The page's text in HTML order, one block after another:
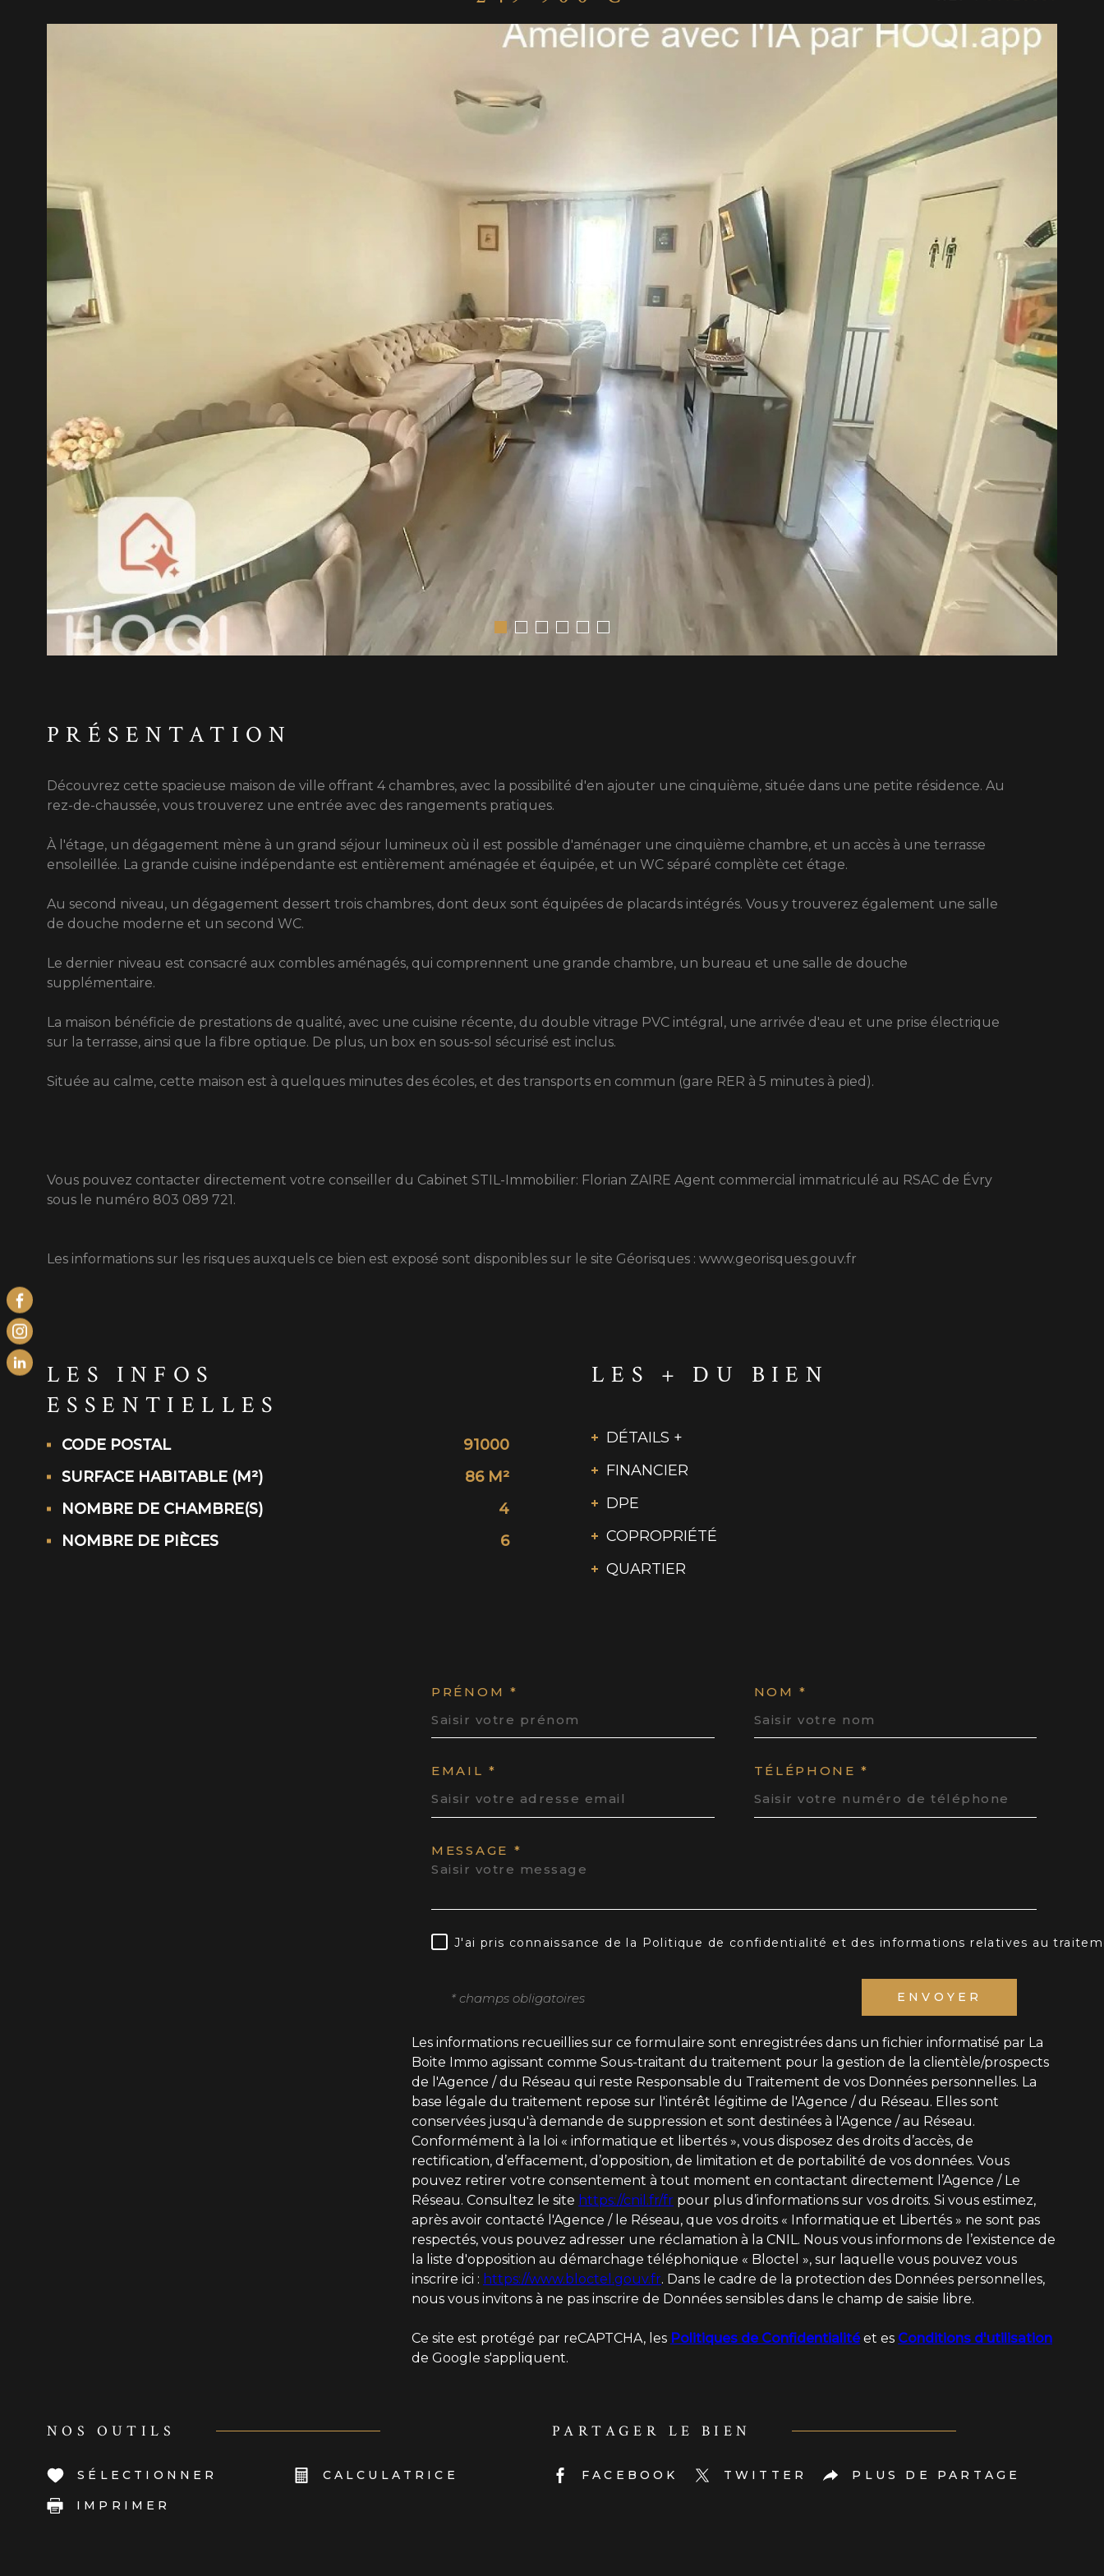
CONTACT
PRÉSENTATION
Découvrez cette spacieuse maison de ville offrant 4 chambres, avec la possibilité d'en ajouter une cinquième, située dans une petite résidence. Au
rez-de-chaussée, vous trouverez une entrée avec des rangements pratiques.
À l'étage, un dégagement mène à un grand séjour lumineux où il est possible d'aménager une cinquième chambre, et un accès à une terrasse
ensoleillée. La grande cuisine indépendante est entièrement aménagée et équipée, et un WC séparé complète cet étage.
Au second niveau, un dégagement dessert trois chambres, dont deux sont équipées de placards intégrés. Vous y trouverez également une salle
de douche moderne et un second WC.
Le dernier niveau est consacré aux combles aménagés, qui comprennent une grande chambre, un bureau et une salle de douche
supplémentaire.
La maison bénéficie de prestations de qualité, avec une cuisine récente, du double vitrage PVC intégral, une arrivée d'eau et une prise électrique
sur la terrasse, ainsi que la fibre optique. De plus, un box en sous-sol sécurisé est inclus.
Située au calme, cette maison est à quelques minutes des écoles, et des transports en commun (gare RER à 5 minutes à pied).
Vous pouvez contacter directement votre conseiller du Cabinet STIL-Immobilier: Florian ZAIRE Agent commercial immatriculé au RSAC de Évry
sous le numéro 803 089 721.
Les informations sur les risques auxquels ce bien est exposé sont disponibles sur le site Géorisques : www.georisques.gouv.fr
LES INFOS
ESSENTIELLES
Caractérisque Valeurs
CODE POSTAL
91000
SURFACE HABITABLE (M²)
86 M²
NOMBRE DE CHAMBRE(S)
4
NOMBRE DE PIÈCES
6
LES + DU BIEN
DÉTAILS +
FINANCIER
DPE
COPROPRIÉTÉ
QUARTIER
PRÉNOM * NOM *
EMAIL * TÉLÉPHONE *
MESSAGE *
J'ai pris connaissance de la Politique de confidentialité et des informations relatives au
* champs obligatoires ENVOYER
Les informations recueillies sur ce formulaire sont enregistrées dans un fichier informatisé par La
Boite Immo agissant comme Sous-traitant du traitement pour la gestion de la clientèle/prospects
de l'Agence / du Réseau qui reste Responsable du Traitement de vos Données personnelles. La
base légale du traitement repose sur l'intérêt légitime de l'Agence / du Réseau. Elles sont
conservées jusqu'à demande de suppression et sont destinées à l'Agence / au Réseau.
Conformément à la loi « informatique et libertés », vous disposez des droits d’accès, de
rectification, d’effacement, d’opposition, de limitation et de portabilité de vos données. Vous
pouvez retirer votre consentement à tout moment en contactant directement l’Agence / Le
Réseau. Consultez le site https://cnil.fr/fr pour plus d’informations sur vos droits. Si vous estimez,
après avoir contacté l'Agence / le Réseau, que vos droits « Informatique et Libertés » ne sont pas
respectés, vous pouvez adresser une réclamation à la CNIL. Nous vous informons de l’existence de
la liste d'opposition au démarchage téléphonique « Bloctel », sur laquelle vous pouvez vous
inscrire ici : https://www.bloctel.gouv.fr. Dans le cadre de la protection des Données personnelles,
nous vous invitons à ne pas inscrire de Données sensibles dans le champ de saisie libre.
Ce site est protégé par reCAPTCHA, les Politiques de Confidentialitéet es Conditions d'utilisation
de Google s'appliquent.
NOS OUTILS
SÉLECTIONNER CALCULATRICE
IMPRIMER
PARTAGER LE BIEN
FACEBOOK TWITTER PLUS DE PARTAGE